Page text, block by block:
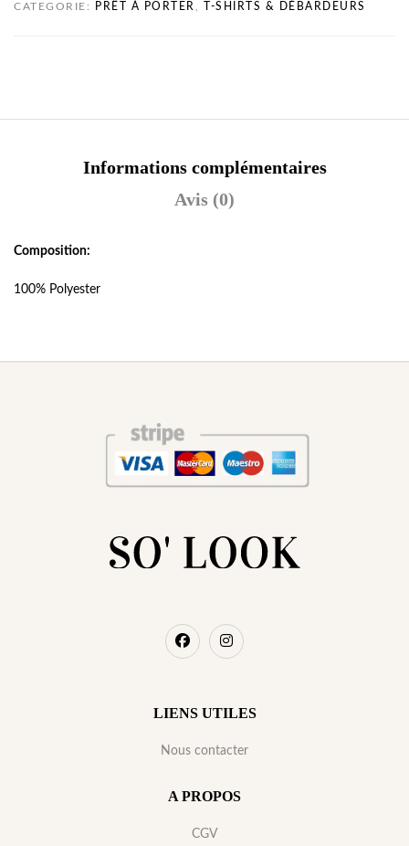
CATEGORIE: PRÊT À PORTER T-SHIRTS & DÉBARDEURS
Informations complémentaires
Avis (0)
Composition:
100% Polyester
LIENS UTILES
Nous contacter
A PROPOS
CGV